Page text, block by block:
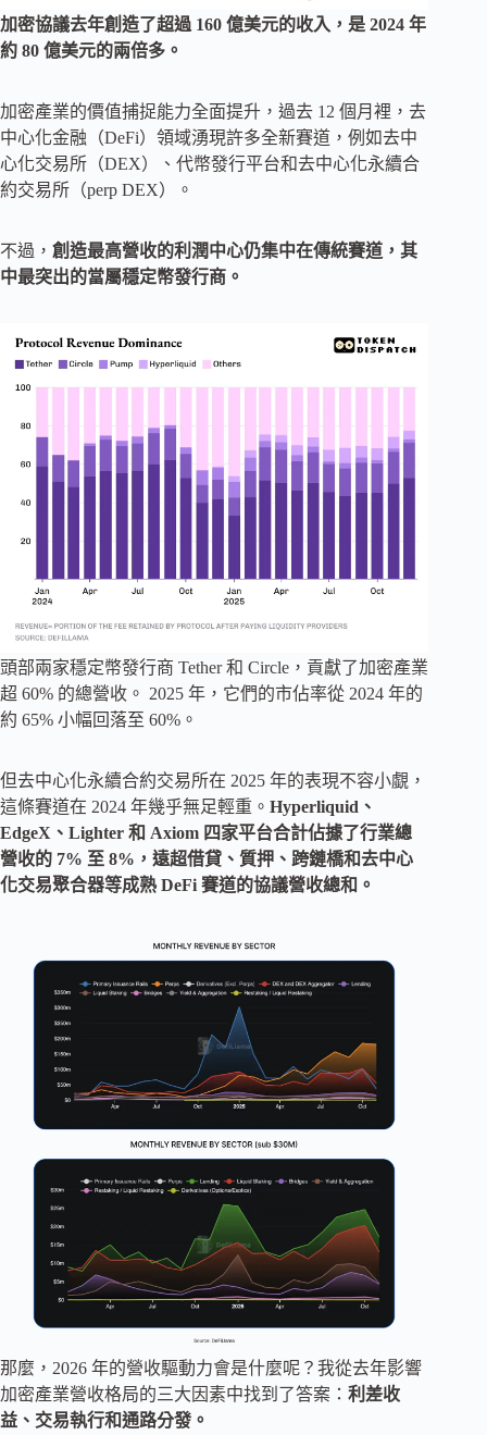
加密協議去年創造了超過 160 億美元的收入，是 2024 年
約 80 億美元的兩倍多。
加密產業的價值捕捉能力全面提升，過去 12 個月裡，去
中心化金融（DeFi）領域湧現許多全新賽道，例如去中
心化交易所（DEX）、代幣發行平台和去中心化永續合
約交易所（perp DEX）。
不過， 創造最高營收的利潤中心仍集中在傳統賽道，其
中最突出的當屬穩定幣發行商。
頭部兩家穩定幣發行商 Tether 和 Circle，貢獻了加密產業
超 60% 的總營收。 2025 年，它們的市佔率從 2024 年的
約 65% 小幅回落至 60%。
但去中心化永續合約交易所在 2025 年的表現不容小覷，
這條賽道在 2024 年幾乎無足輕重。 Hyperliquid、
EdgeX、Lighter 和 Axiom 四家平台合計佔據了行業總
營收的 7% 至 8%，遠超借貸、質押、跨鏈橋和去中心
化交易聚合器等成熟 DeFi 賽道的協議營收總和。
那麼，2026 年的營收驅動力會是什麼呢？我從去年影響
加密產業營收格局的三大因素中找到了答案： 利差收
益、交易執行和通路分發。